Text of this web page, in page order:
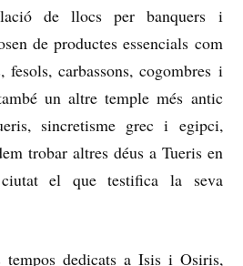
de llocs per banquers i
de productes essencials com
carbassons, cogombres i
un altre temple més antic
sincretisme grec i egipci,
trobar altres déus a Tueris en
el que testifica la seva
tempos dedicats a Isis i Osiris,